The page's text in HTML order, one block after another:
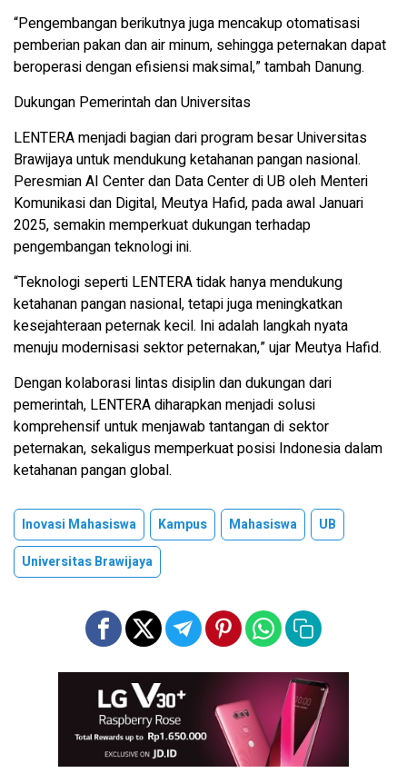
“Pengembangan berikutnya juga mencakup otomatisasi
pemberian pakan dan air minum, sehingga peternakan dapat
beroperasi dengan efisiensi maksimal,” tambah Danung.
Dukungan Pemerintah dan Universitas
LENTERA menjadi bagian dari program besar Universitas
Brawijaya untuk mendukung ketahanan pangan nasional.
Peresmian AI Center dan Data Center di UB oleh Menteri
Komunikasi dan Digital, Meutya Hafid, pada awal Januari
2025, semakin memperkuat dukungan terhadap
pengembangan teknologi ini.
“Teknologi seperti LENTERA tidak hanya mendukung
ketahanan pangan nasional, tetapi juga meningkatkan
kesejahteraan peternak kecil. Ini adalah langkah nyata
menuju modernisasi sektor peternakan,” ujar Meutya Hafid.
Dengan kolaborasi lintas disiplin dan dukungan dari
pemerintah, LENTERA diharapkan menjadi solusi
komprehensif untuk menjawab tantangan di sektor
peternakan, sekaligus memperkuat posisi Indonesia dalam
ketahanan pangan global.
Inovasi Mahasiswa Kampus Mahasiswa
UB
Universitas Brawijaya